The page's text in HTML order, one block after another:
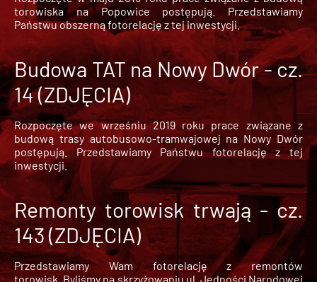
torowiska na Popowice
postępują. Przedstawiamy
Państwu obszerną fotorelację z tej inwestycji.
Budowa TAT na Nowy Dwór - cz.
14 (ZDJĘCIA)
Rozpoczęte we wrześniu 2019 roku prace związane z
budową trasy autobusowo-tramwajowej na Nowy Dwór
postępują. Przedstawiamy Państwu fotorelację z tej
inwestycji.
Remonty torowisk trwają - cz.
143 (ZDJĘCIA)
Przedstawiamy Wam fotorelację z remontów
torowisk. Byliśmy na skrzyżowaniu ul. Jedności Narodowej